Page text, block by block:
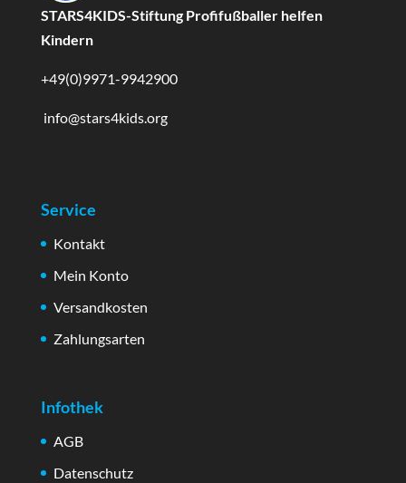
STARS4KIDS-Stiftung Profifußballer helfen
Kindern
+49(0)9971-9942900
info@stars4kids.org
Service
Kontakt
Mein Konto
Versandkosten
Zahlungsarten
Infothek
AGB
Datenschutz